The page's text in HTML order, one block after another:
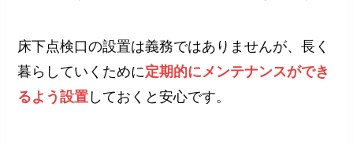
床下点検口の設置は義務ではありませんが、長く
暮らしていくために定期的にメンテナンスができ
るよう設置 しておくと安心です。